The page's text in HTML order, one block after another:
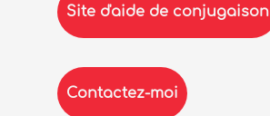
Site d'aide de conjugaison
Contactez-moi